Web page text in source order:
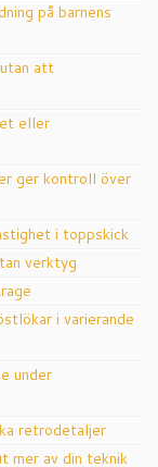
på barnens
att
eller
ger kontroll över
i toppskick
verktyg
i varierande
under
retrodetaljer
mer av din teknik